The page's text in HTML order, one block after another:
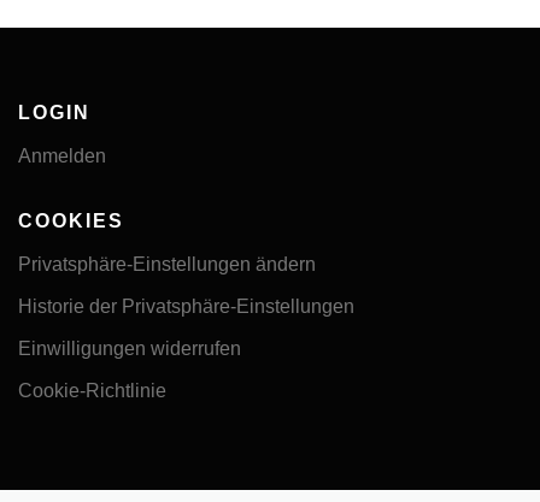
LOGIN
Anmelden
COOKIES
Privatsphäre-Einstellungen ändern
Historie der Privatsphäre-Einstellungen
Einwilligungen widerrufen
Cookie-Richtlinie